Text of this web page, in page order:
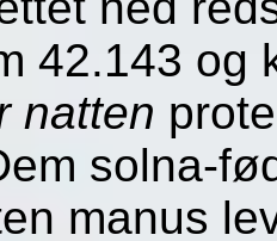
42.143 og
natten
solna-
manus